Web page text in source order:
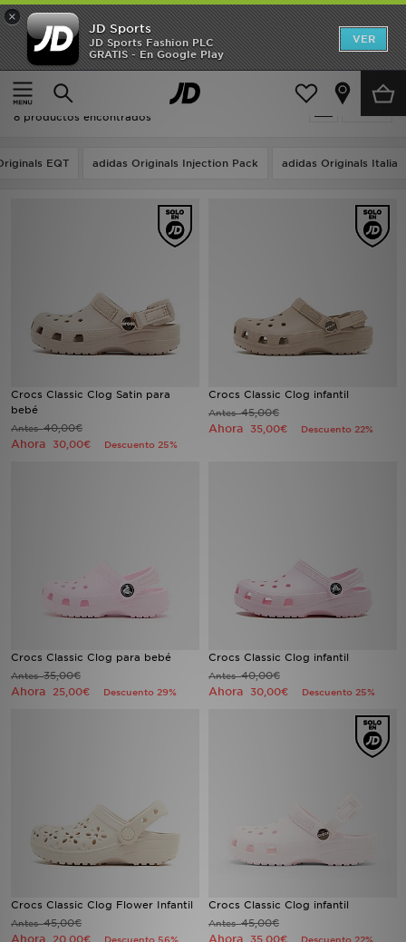
×
JD Sports
JD Sports Fashion PLC
GRATIS - En Google Play
VER
Página principal
Oferta | Crocs Classic Clog
Oferta | Crocs Classic Clog
8 productos encontrados
EQT adidas Originals Injection Pack adidas Originals Italia
Crocs Classic Clog Satin para
bebé
Antes40,00€
Ahora 30,00€ Descuento 25%
Crocs Classic Clog infantil
Antes45,00€
Ahora 35,00€ Descuento 22%
Crocs Classic Clog para bebé
Antes35,00€
Ahora 25,00€ Descuento 29%
Crocs Classic Clog infantil
Antes40,00€
Ahora 30,00€ Descuento 25%
Crocs Classic Clog Flower Infantil
Antes45,00€
Ahora 20,00€ Descuento 56%
Crocs Classic Clog infantil
Antes45,00€
Ahora 35,00€ Descuento 22%
Hombre
Mujer
Niños
JD Fútbol
TARJETA REGALO
MI JD